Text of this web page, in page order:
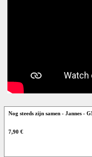
Nog steeds zijn samen - Jannes -
7,90 €